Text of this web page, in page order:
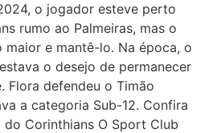
o jogador esteve perto
rumo ao Palmeiras, mas o
e mantê-lo. Na época, o
o desejo de permanecer
Flora defendeu o Timão
a categoria Sub-12. Confira
Corinthians O Sport Club